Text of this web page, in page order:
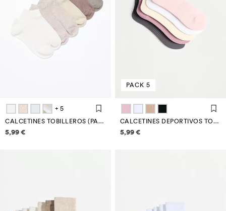
+ 5
CALCETINES TOBILLEROS (PACK 7)
Información de precios
5,99 €
PACK 5
CALCETINES DEPORTIVOS TOBILLEROS (PACK 5)
Información de precios
5,99 €